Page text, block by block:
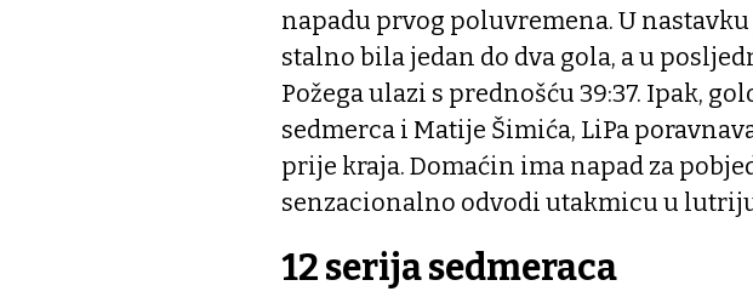
napadu prvog poluvremena. U
stalno bila jedan do dva gola, a u
Požega ulazi s prednošću 39:37. Ipak,
sedmerca i Matije Šimića, LiPa
prije kraja. Domaćin ima napad za
senzacionalno odvodi utakmicu u
12 serija sedmeraca